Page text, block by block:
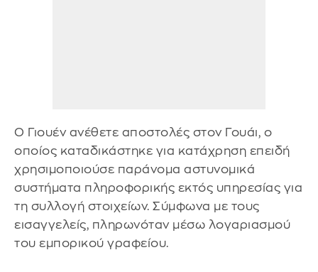
Ο Γιουέν ανέθετε αποστολές στον Γουάι, ο
οποίος καταδικάστηκε για κατάχρηση επειδή
χρησιμοποιούσε παράνομα αστυνομικά
συστήματα πληροφορικής εκτός υπηρεσίας για
τη συλλογή στοιχείων. Σύμφωνα με τους
εισαγγελείς, πληρωνόταν μέσω λογαριασμού
του εμπορικού γραφείου.